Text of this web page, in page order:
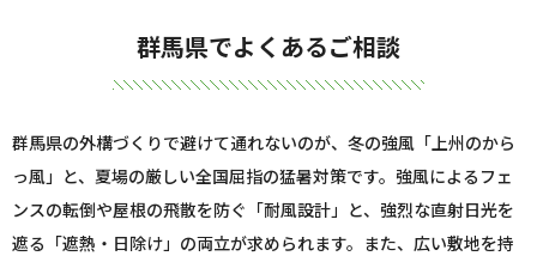
群馬県でよくあるご相談
群馬県の外構づくりで避けて通れないのが、冬の強風「上州のから
っ風」と、夏場の厳しい全国屈指の猛暑対策です。強風によるフェ
ンスの転倒や屋根の飛散を防ぐ「耐風設計」と、強烈な直射日光を
遮る「遮熱・日除け」の両立が求められます。また、広い敷地を持